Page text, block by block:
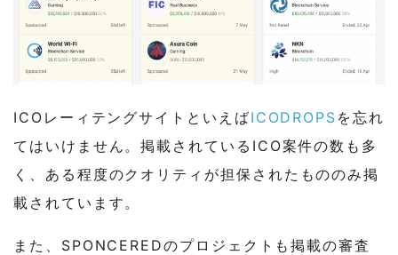
ICOレーィテングサイトといえばICODROPS を忘れ
てはいけません。掲載されているICO案件の数も多
く、ある程度のクオリティが担保されたもののみ掲
載されています。
また、SPONCEREDのプロジェクトも掲載の審査